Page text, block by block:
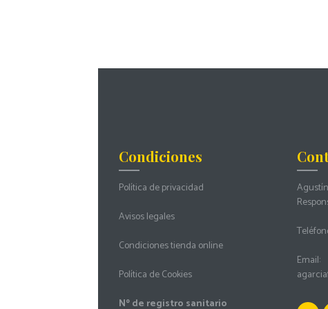
Condiciones
Política de privacidad
Avisos legales
Condiciones tienda online
Política de Cookies
Nº de registro sanitario
Email: